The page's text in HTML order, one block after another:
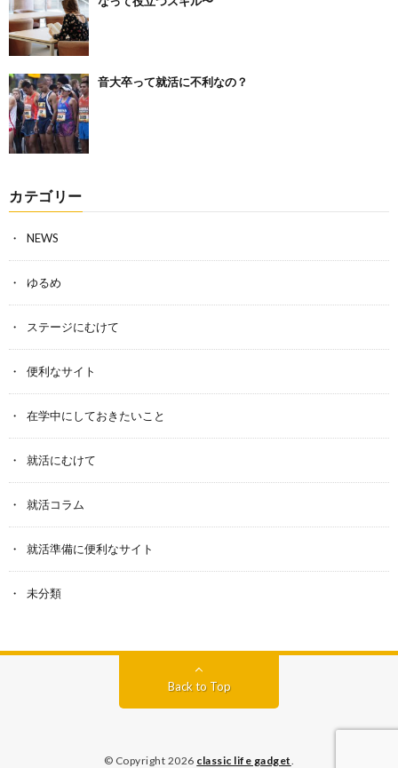
音大卒って就活に不利なの？
カテゴリー
NEWS
ゆるめ
ステージにむけて
便利なサイト
在学中にしておきたいこと
就活にむけて
就活コラム
就活準備に便利なサイト
未分類
Back to Top
© Copyright 2026 classic life gadget